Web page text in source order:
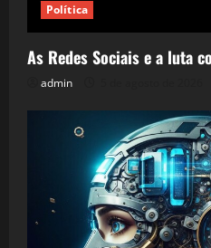
Política
As Redes Sociais e a luta
admin